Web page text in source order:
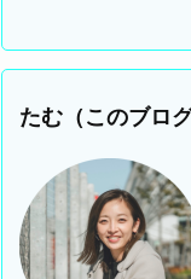
たむ（このブロ